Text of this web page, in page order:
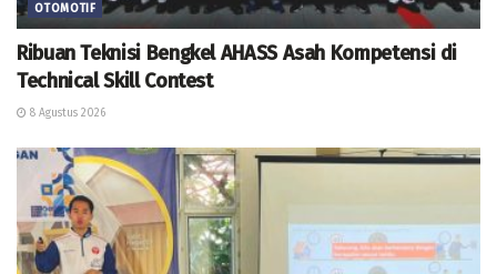
OTOMOTIF
Ribuan Teknisi Bengkel AHASS Asah Kompetensi di
Technical Skill Contest
8 Agustus 2026